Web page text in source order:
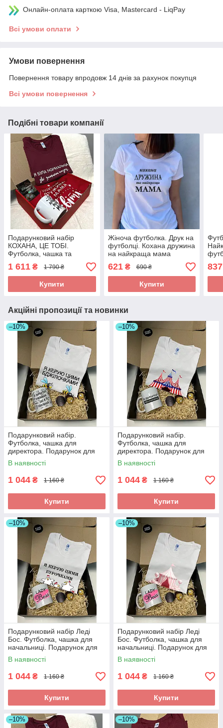
Онлайн-оплата карткою Visa, Mastercard - LiqPay
Всі умови оплати
Умови повернення
Повернення товару впродовж 14 днів за рахунок покупця
Всі умови повернення
Подібні товари компанії
Подарунковий набір
КОХАНА, ЦЕ ТОБІ.
Футболка, чашка та
фартух для найкращої
дружини та мами.
1 611 ₴ 1 790 ₴
Купити
Жіноча футболка. Друк на
футболці. Кохана дружина
на найкраща мама
621₴ 690 ₴
Купити
837
Акційні пропозиції та новинки
–10%
Подарунковий набір.
Футболка, чашка для
директора. Подарунок для
директора
В наявності
1 044 ₴ 1 160 ₴
Купити
–10%
Подарунковий набір.
Футболка, чашка для
директора. Подарунок для
директора
В наявності
1 044 ₴ 1 160 ₴
Купити
–10%
Подарунковий набір Леді
Бос. Футболка, чашка для
начальниці. Подарунок для
директора
В наявності
1 044 ₴ 1 160 ₴
Купити
–10%
Подарунковий набір Леді
Бос. Футболка, чашка для
начальниці. Подарунок для
директора
В наявності
1 044 ₴ 1 160 ₴
Купити
–10% –10%